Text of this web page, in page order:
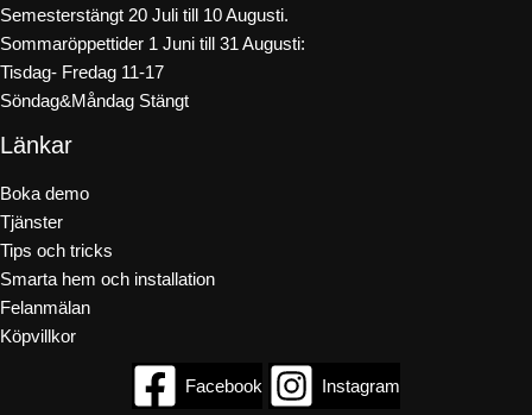
Semesterstängt 20 Juli till 10 Augusti.
Sommaröppettider 1 Juni till 31 Augusti:
Tisdag- Fredag 11-17
Söndag&Måndag Stängt
Länkar
Boka demo
Tjänster
Tips och tricks
Smarta hem och installation
Felanmälan
Köpvillkor
Facebook Instagram